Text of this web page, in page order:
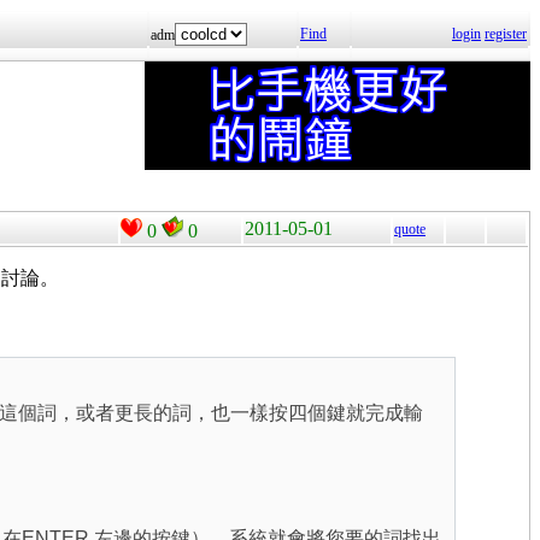
adm Find login register
0 0 2011-05-01 quote
論。
個詞，或者更長的詞，也一樣按四個鍵就完成輸